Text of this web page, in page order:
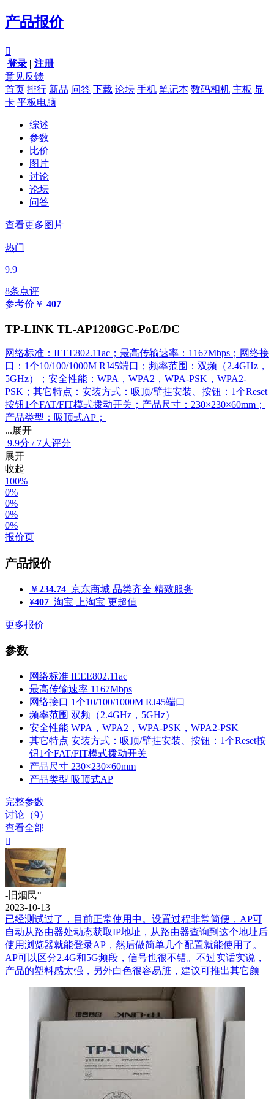
产品报价

登录 | 注册
意见反馈
首页 排行 新品 问答 下载 论坛 手机 笔记本 数码相机 主板 显
卡 平板电脑
综述
参数
比价
图片
讨论
论坛
问答
查看更多图片
热门
9.9
8条点评
参考价 ￥ 407
TP-LINK TL-AP1208GC-PoE/DC
网络标准：IEEE802.11ac；最高传输速率：1167Mbps；网络接
口：1个10/100/1000M RJ45端口；频率范围：双频（2.4GHz，
5GHz）；安全性能：WPA，WPA2，WPA-PSK，WPA2-
PSK；其它特点：安装方式：吸顶/壁挂安装、按钮：1个Reset
按钮1个FAT/FIT模式拨动开关；产品尺寸：230×230×60mm；
产品类型：吸顶式AP；
...展开
9.9分 / 7人评分
展开
收起
100%
0%
0%
0%
0%
报价页
产品报价
￥234.74 京东商城 品类齐全 精致服务
¥407 淘宝 上淘宝 更超值
更多报价
参数
网络标准 IEEE802.11ac
最高传输速率 1167Mbps
网络接口 1个10/100/1000M RJ45端口
频率范围 双频（2.4GHz，5GHz）
安全性能 WPA，WPA2，WPA-PSK，WPA2-PSK
其它特点 安装方式：吸顶/壁挂安装、按钮：1个Reset按
钮1个FAT/FIT模式拨动开关
产品尺寸 230×230×60mm
产品类型 吸顶式AP
完整参数
讨论（9）
查看全部

-旧烟民°
2023-10-13
已经测试过了，目前正常使用中。设置过程非常简便，AP可
自动从路由器处动态获取IP地址，从路由器查询到这个地址后
使用浏览器就能登录AP，然后做简单几个配置就能使用了。
AP可以区分2.4G和5G频段，信号也很不错。不过实话实说，
产品的塑料感太强，另外白色很容易脏，建议可推出其它颜